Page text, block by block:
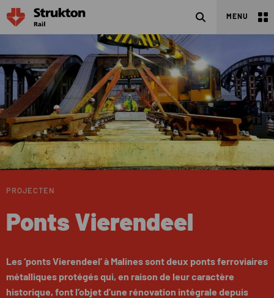
Cherchez
MENU
PROJECTEN
Ponts Vierendeel
Les ‘ponts Vierendeel’ à Malines sont deux ponts ferroviaires
métalliques protégés qui, en raison de leur caractère
historique, font l’objet d’une rénovation intégrale depuis